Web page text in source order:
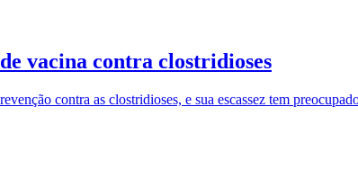
vacina contra clostridioses
contra as clostridioses, e sua escassez tem